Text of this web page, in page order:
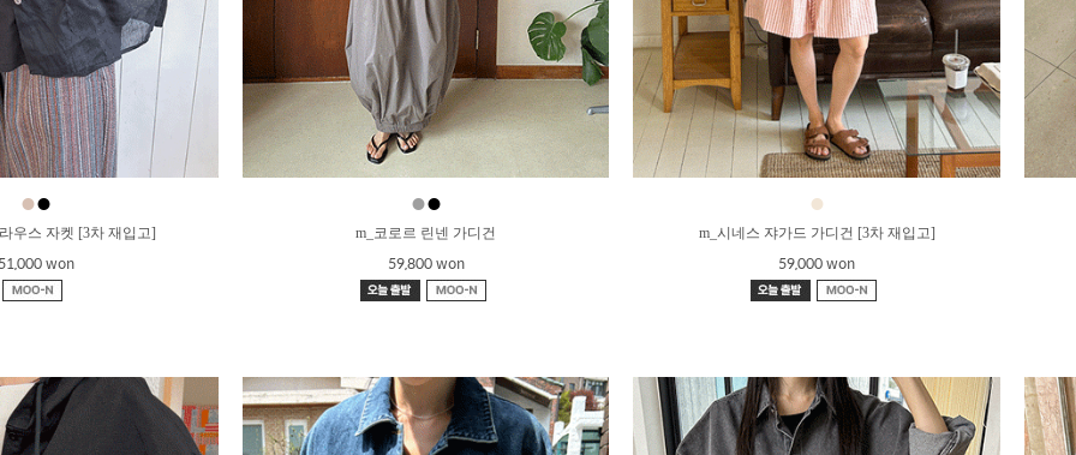
●●
우스 자켓 [3차 재입고]
won
●●
m_코로르 린넨 가디건
59,800 won
●
m_시네스 쟈가드 가디건 [3차 재입고]
59,000 won